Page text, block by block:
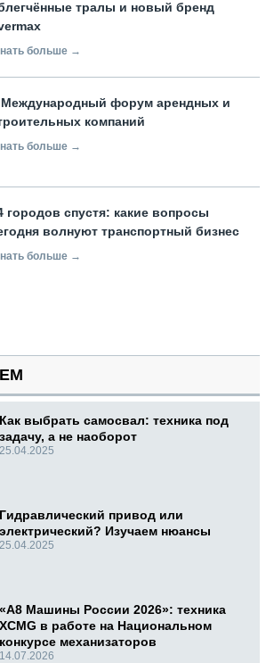
тралы и новый бренд
больше →
Международный форум арендных и
компаний
больше →
городов спустя: какие вопросы
волнуют транспортный бизнес
больше →
Как выбрать самосвал: техника под
задачу, а не наоборот
25.04.2025
Гидравлический привод или
электрический? Изучаем нюансы
25.04.2025
«А8 Машины России 2026»: техника
XCMG в работе на Национальном
конкурсе механизаторов
14.07.2026